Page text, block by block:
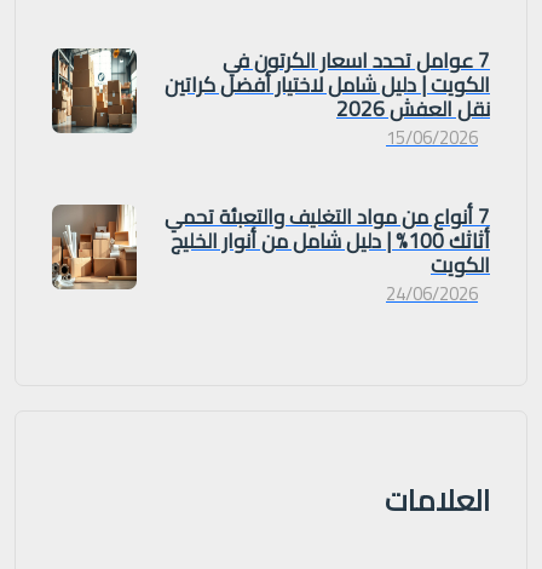
7 عوامل تحدد اسعار الكرتون في
الكويت | دليل شامل لاختيار أفضل كراتين
نقل العفش 2026
15/06/2026
7 أنواع من مواد التغليف والتعبئة تحمي
أثاثك 100% | دليل شامل من أنوار الخليج
الكويت
24/06/2026
العلامات